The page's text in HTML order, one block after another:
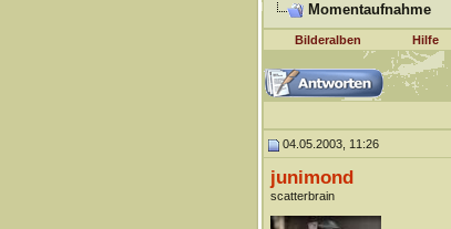
Momentaufnahme
Bilderalben Hilfe
04.05.2003, 11:26
junimond
scatterbrain